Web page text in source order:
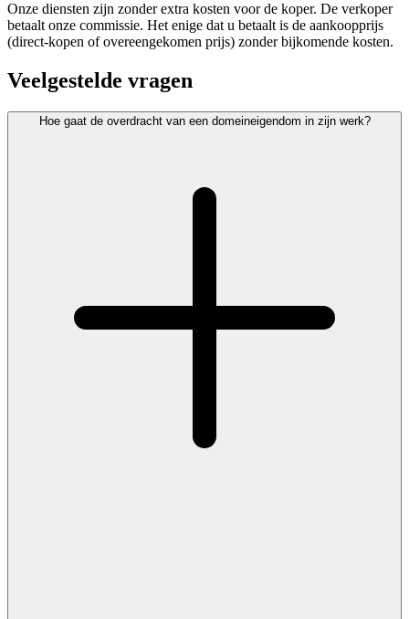
Onze diensten zijn zonder extra kosten voor de koper. De verkoper
betaalt onze commissie. Het enige dat u betaalt is de aankoopprijs
(direct-kopen of overeengekomen prijs) zonder bijkomende kosten.
Veelgestelde vragen
Hoe gaat de overdracht van een domeineigendom in zijn werk?